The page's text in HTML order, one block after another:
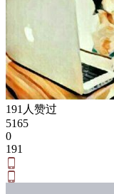
191人赞过
5165
0
191